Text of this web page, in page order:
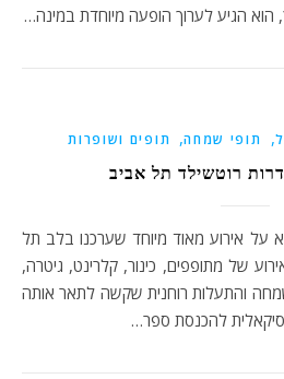
הוא הגיע לערוך הופעה מיוחדת במינה…
, תופי שמחה, תופים ושופרות
רוטשילד תל אביב
של מתופפים, כינור, קלרינט, גיטרה,
והתעלות רוחנית שקשה לתאר אותה
להכנסת ספר…